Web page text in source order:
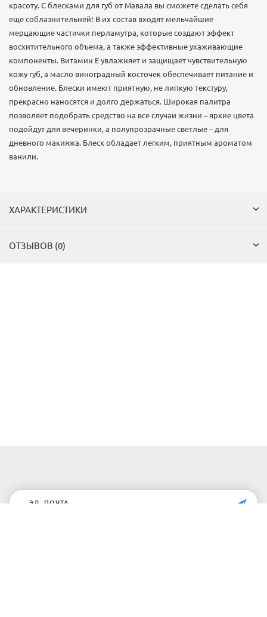
красоту. С блесками для губ от Мавала вы сможете сделать себя
еще соблазнительней! В их состав входят мельчайшие
мерцающие частички перламутра, которые создают эффект
восхитительного объема, а также эффективные ухаживающие
компоненты. Витамин Е увлажняет и защищает чувствительную
кожу губ, а масло виноградный косточек обеспечивает питание и
обновление. Блески имеют приятную, не липкую текстуру,
прекрасно наносятся и долго держаться. Широкая палитра
позволяет подобрать средство на все случаи жизни – яркие цвета
подойдут для вечеринки, а полупрозрачные светлые – для
дневного макияжа. Блеск обладает легким, приятным ароматом
ванили.
ХАРАКТЕРИСТИКИ
ОТЗЫВОВ (0)